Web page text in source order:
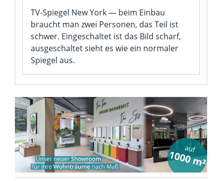
TV-Spiegel New York — beim Einbau
braucht man zwei Personen, das Teil ist
schwer. Eingeschaltet ist das Bild scharf,
ausgeschaltet sieht es wie ein normaler
Spiegel aus.